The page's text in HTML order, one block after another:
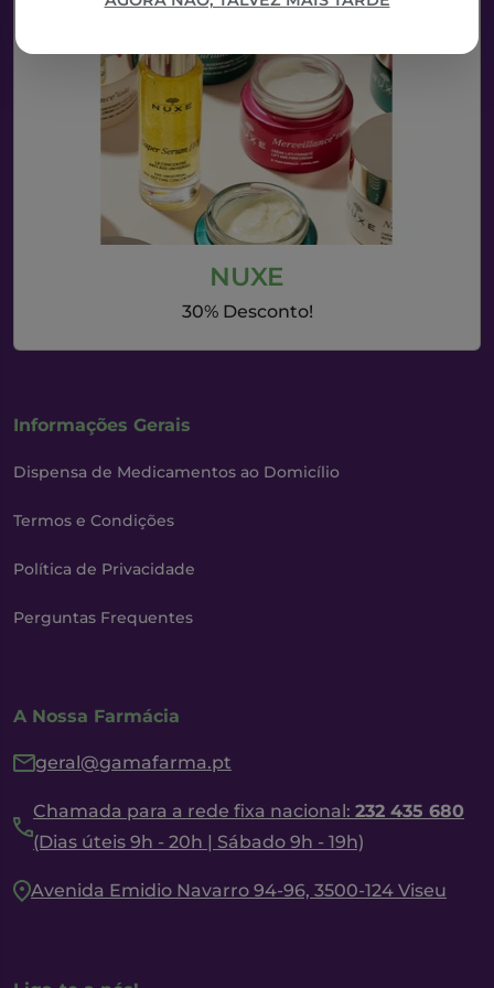
NUXE
30% Desconto!
Informações Gerais
Dispensa de Medicamentos ao Domicílio
Termos e Condições
Política de Privacidade
Perguntas Frequentes
A Nossa Farmácia
geral@gamafarma.pt
Chamada para a rede fixa nacional: 232 435 680
(Dias úteis 9h - 20h | Sábado 9h - 19h)
Avenida Emidio Navarro 94-96, 3500-124 Viseu